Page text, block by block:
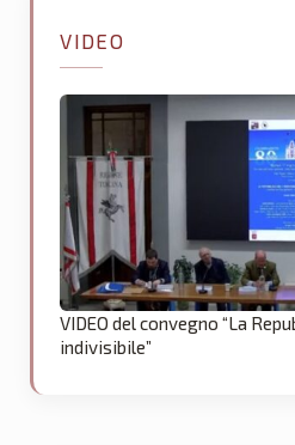
VIDEO
VIDEO del convegno “La
indivisibile”